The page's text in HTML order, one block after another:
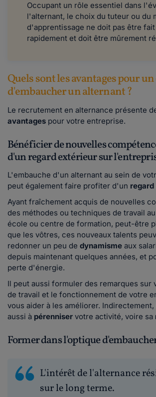
Occupant un rôle essentiel dans
l'alternant, le choix du tuteur ou du
d'apprentissage ne doit pas être
rapidement et doit être mûrement
Quels sont les avantages pour
d'embaucher un alternant ?
Le recrutement en alternance présente
avantages pour votre entreprise.
Bénéficier de nouvelles
d'un regard extérieur sur
L'embauche d'un alternant au sein de
peut également faire profiter d'un
Ayant fraîchement acquis de nouvelles
des méthodes ou techniques de travail
école ou centre de formation, peut-être
que les vôtres, ces nouveaux talents
redonner un peu de dynamisme aux
depuis maintenant quelques années, et
perte d'énergie.
Il peut aussi formuler des remarques sur
de travail et le fonctionnement de votre
vous aider à les améliorer.
aussi à pérenniser votre activité, voire sa
Former dans l'optique
L'intérêt de l'alternance
sur le long terme.